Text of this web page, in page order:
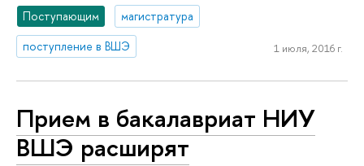
Поступающим
магистратура
поступление в ВШЭ
1 июля, 2016 г.
Прием в бакалавриат НИУ
ВШЭ расширят